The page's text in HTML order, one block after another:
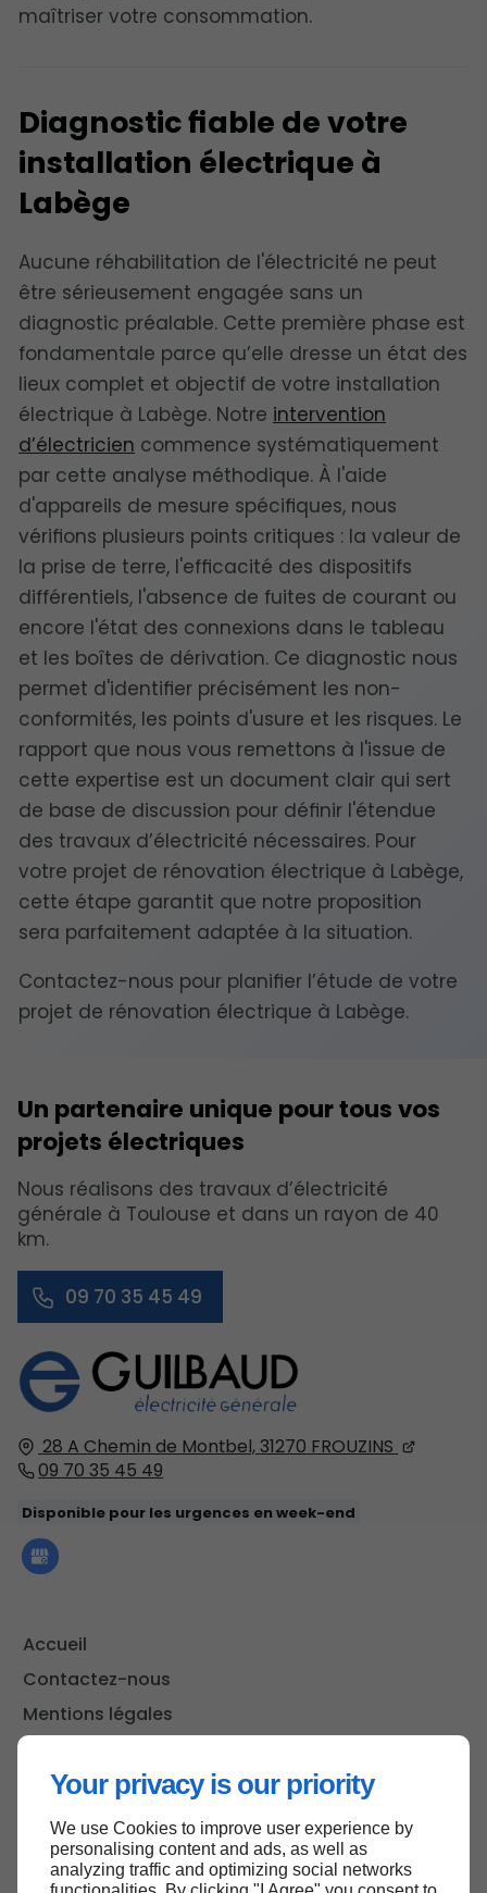
Your privacy is our priority
We use Cookies to improve user experience by
personalising content and ads, as well as
analyzing traffic and optimizing social networks
maîtriser votre consommation.
Diagnostic fiable de votre
installation électrique à
Labège
Aucune réhabilitation de l'électricité ne peut
être sérieusement engagée sans un
diagnostic préalable. Cette première phase est
fondamentale parce qu’elle dresse un état des
lieux complet et objectif de votre installation
électrique à Labège. Notre intervention
d’électricien commence systématiquement
par cette analyse méthodique. À l'aide
d'appareils de mesure spécifiques, nous
vérifions plusieurs points critiques : la valeur de
la prise de terre, l'efficacité des dispositifs
différentiels, l'absence de fuites de courant ou
encore l'état des connexions dans le tableau
et les boîtes de dérivation. Ce diagnostic nous
permet d'identifier précisément les non-
conformités, les points d'usure et les risques. Le
rapport que nous vous remettons à l'issue de
cette expertise est un document clair qui sert
de base de discussion pour définir l'étendue
des travaux d’électricité nécessaires. Pour
votre projet de rénovation électrique à Labège,
cette étape garantit que notre proposition
sera parfaitement adaptée à la situation.
Contactez-nous pour planifier l’étude de votre
projet de rénovation électrique à Labège.
28 A Chemin de Montbel,31270 FROUZINS
09 70 35 45 49
Disponible pour les urgences en week-end
Accueil
Contactez-nous
Mentions légales
Un partenaire unique pour tous vos
projets électriques
Nous réalisons des travaux d’électricité
générale à Toulouse et dans un rayon de 40
km.
09 70 35 45 49
Haut de page